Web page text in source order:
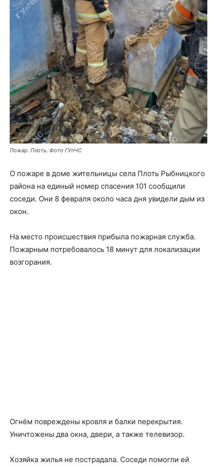
Пожар. Плоть. Фото ГУпЧС
О пожаре в доме жительницы села Плоть Рыбницкого
района на единый номер спасения 101 сообщили
соседи. Они 8 февраля около часа дня увидели дым из
окон.
На место происшествия прибыла пожарная служба.
Пожарным потребовалось 18 минут для локализации
возгорания.
Огнём повреждены кровля и балки перекрытия.
Уничтожены два окна, двери, а также телевизор.
Хозяйка жилья не пострадала. Соседи помогли ей